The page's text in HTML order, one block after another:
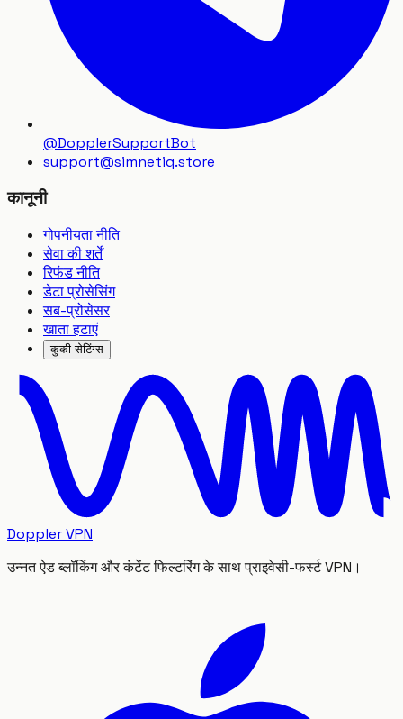
@DopplerSupportBot
support@simnetiq.store
कानूनी
गोपनीयता नीति
सेवा की शर्तें
रिफंड नीति
डेटा प्रोसेसिंग
सब-प्रोसेसर
खाता हटाएं
कुकी सेटिंग्स
Doppler VPN
उन्नत ऐड ब्लॉकिंग और कंटेंट फिल्टरिंग के साथ प्राइवेसी-फर्स्ट VPN।